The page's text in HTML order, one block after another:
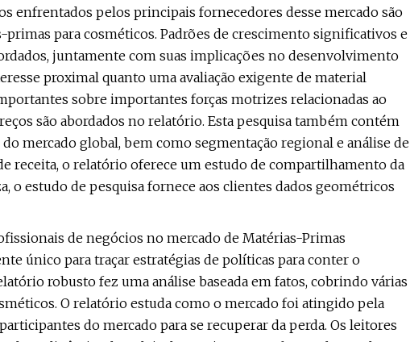
enfrentados pelos principais fornecedores desse mercado são
para cosméticos. Padrões de crescimento significativos e
juntamente com suas implicações no desenvolvimento
proximal quanto uma avaliação exigente de material
sobre importantes forças motrizes relacionadas ao
são abordados no relatório. Esta pesquisa também contém
mercado global, bem como segmentação regional e análise de
receita, o relatório oferece um estudo de compartilhamento da
o estudo de pesquisa fornece aos clientes dados geométricos
de negócios no mercado de Matérias-Primas
único para traçar estratégias de políticas para conter o
robusto fez uma análise baseada em fatos, cobrindo várias
O relatório estuda como o mercado foi atingido pela
do mercado para se recuperar da perda. Os leitores